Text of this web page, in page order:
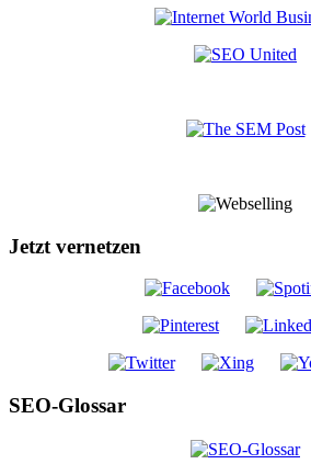
Jetzt vernetzen
SEO-Glossar